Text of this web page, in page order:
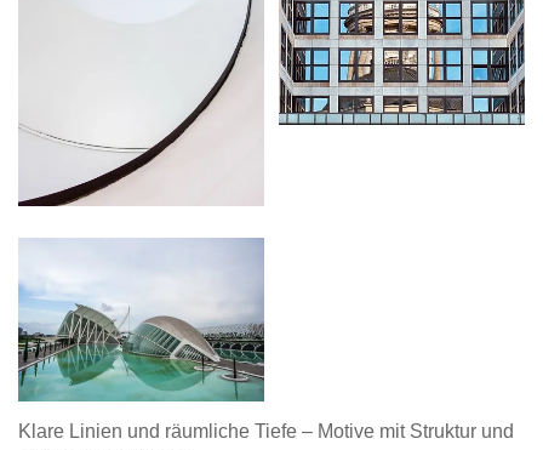
Klare Linien und räumliche Tiefe – Motive mit Struktur und